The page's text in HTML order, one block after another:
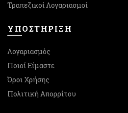
Τραπεζικοί Λογαριασμοί
ΥΠΟΣΤΉΡΙΞΗ
Λογαριασμός
Ποιοί Είμαστε
Όροι Χρήσης
Πολιτική Απορρίτου